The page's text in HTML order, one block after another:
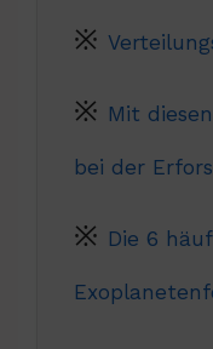
Mit
bei der
Die 6